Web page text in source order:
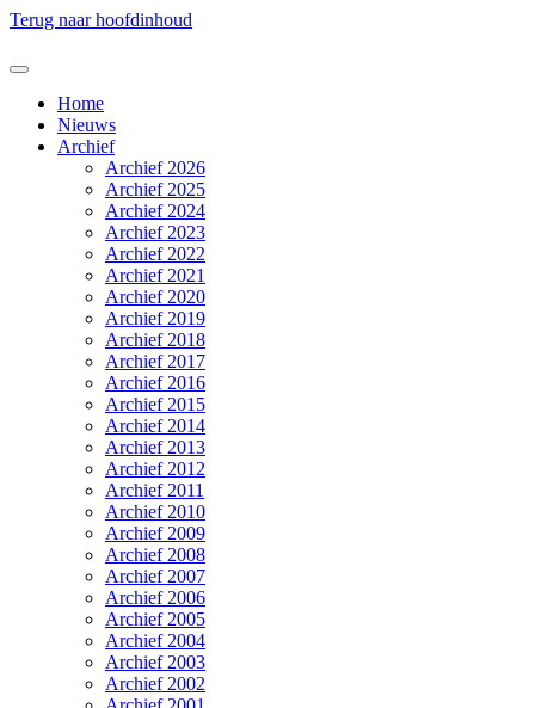
Terug naar hoofdinhoud
Home
Nieuws
Archief
Archief 2026
Archief 2025
Archief 2024
Archief 2023
Archief 2022
Archief 2021
Archief 2020
Archief 2019
Archief 2018
Archief 2017
Archief 2016
Archief 2015
Archief 2014
Archief 2013
Archief 2012
Archief 2011
Archief 2010
Archief 2009
Archief 2008
Archief 2007
Archief 2006
Archief 2005
Archief 2004
Archief 2003
Archief 2002